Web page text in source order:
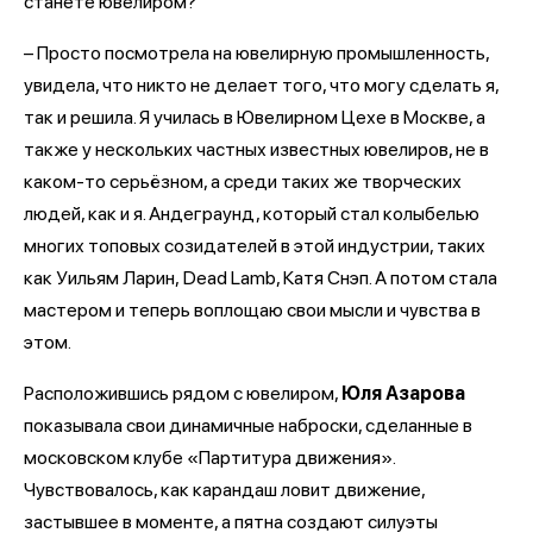
– Просто посмотрела на ювелирную промышленность,
увидела, что никто не делает того, что могу сделать я,
так и решила. Я училась в Ювелирном Цехе в Москве, а
также у нескольких частных известных ювелиров, не в
каком-то серьёзном, а среди таких же творческих
людей, как и я. Андеграунд, который стал колыбелью
многих топовых созидателей в этой индустрии, таких
как Уильям Ларин, Dead Lamb, Катя Снэп. А потом стала
мастером и теперь воплощаю свои мысли и чувства в
этом.
Расположившись рядом с ювелиром, Юля Азарова
показывала свои динамичные наброски, сделанные в
московском клубе «Партитура движения».
Чувствовалось, как карандаш ловит движение,
застывшее в моменте, а пятна создают силуэты